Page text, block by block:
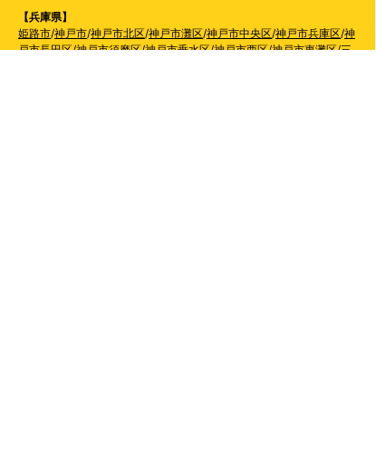
【兵庫県】
姫路市/神戸市/神戸市北区/神戸市灘区/神戸市中央区/神戸市兵庫区/神
戸市長田区/神戸市須磨区/神戸市垂水区/神戸市西区/神戸市東灘区/三